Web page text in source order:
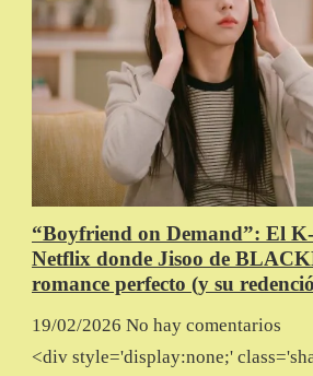
“Boyfriend on Demand”: El
Netflix donde Jisoo de
romance perfecto (y su
19/02/2026 No hay comentarios
<div style='display:none;'